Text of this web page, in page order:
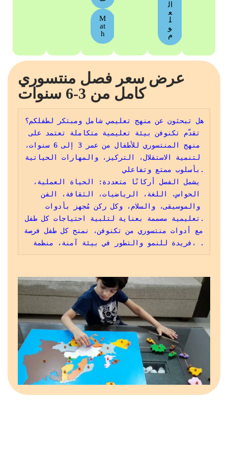
M
at
h
ال
ع
ل
و
م
عرض سعر فصل منتسوري
كامل من 3-6 سنوات
هل تبحثون عن منهج تعليمي شامل ومبتكر لطفلكم؟
تقدّم تكنوفن بيئة تعليمية متكاملة تعتمد على
منهج المنتسوري للأطفال من عمر 3 إلى 6 سنوات،
لتنمية الاستقلال، التركيز، والمهارات الحياتية
بأسلوب ممتع وتفاعلي.
يشمل الفصل أركانًا متعددة: الحياة العملية،
الحواس، اللغة، الرياضيات، الثقافة، الفن
والموسيقى، والسلام، وكل ركن مُجهز بأدوات
تعليمية مصممة بعناية لتلبية احتياجات كل طفل.
مع أدوات منتسوري من تكنوفن، نمنح كل طفل فرصة
فريدة للنمو والتطور في بيئة آمنة، منظمة، .